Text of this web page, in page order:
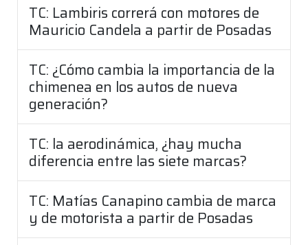
TC: Lambiris correrá con motores de
Mauricio Candela a partir de Posadas
TC: ¿Cómo cambia la importancia de la
chimenea en los autos de nueva
generación?
TC: la aerodinámica, ¿hay mucha
diferencia entre las siete marcas?
TC: Matías Canapino cambia de marca
y de motorista a partir de Posadas